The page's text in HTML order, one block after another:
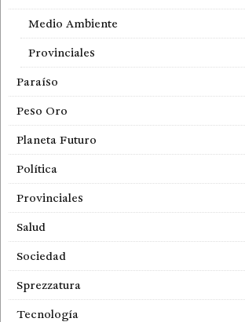
Medio Ambiente
Provinciales
Paraíso
Peso Oro
Planeta Futuro
Política
Provinciales
Salud
Sociedad
Sprezzatura
Tecnología